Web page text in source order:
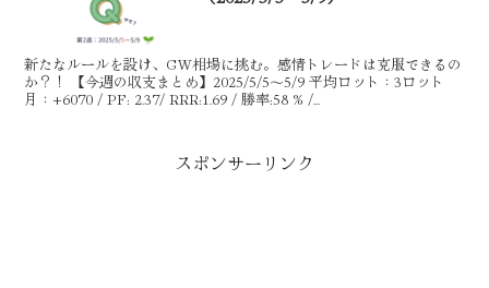
新たなルールを設け、GW相場に挑む。感情トレードは克服できるの
か？！ 【今週の収支まとめ】2025/5/5～5/9 平均ロット：3ロット
月：+6070 / PF: 2.37/ RRR:1.69 / 勝率:58 % /...
スポンサーリンク